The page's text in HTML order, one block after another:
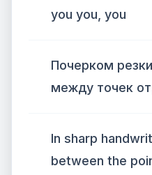
you you, you
Почерком
между точек
In sharp
between the